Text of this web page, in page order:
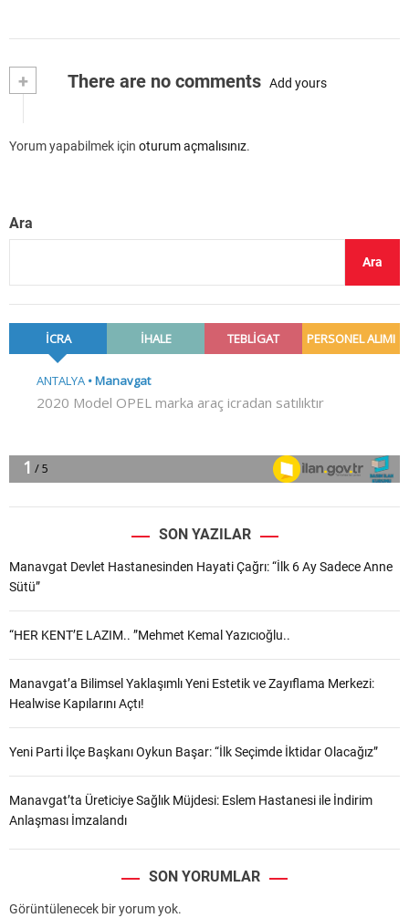
+ There are no comments Add yours
Yorum yapabilmek için oturum açmalısınız.
Ara
Ara
SON YAZILAR
Manavgat Devlet Hastanesinden Hayati Çağrı: “İlk 6 Ay Sadece Anne
Sütü”
“HER KENT’E LAZIM.. ”Mehmet Kemal Yazıcıoğlu..
Manavgat’a Bilimsel Yaklaşımlı Yeni Estetik ve Zayıflama Merkezi:
Healwise Kapılarını Açtı!
Yeni Parti İlçe Başkanı Oykun Başar: “İlk Seçimde İktidar Olacağız”
Manavgat’ta Üreticiye Sağlık Müjdesi: Eslem Hastanesi ile İndirim
Anlaşması İmzalandı
SON YORUMLAR
Görüntülenecek bir yorum yok.